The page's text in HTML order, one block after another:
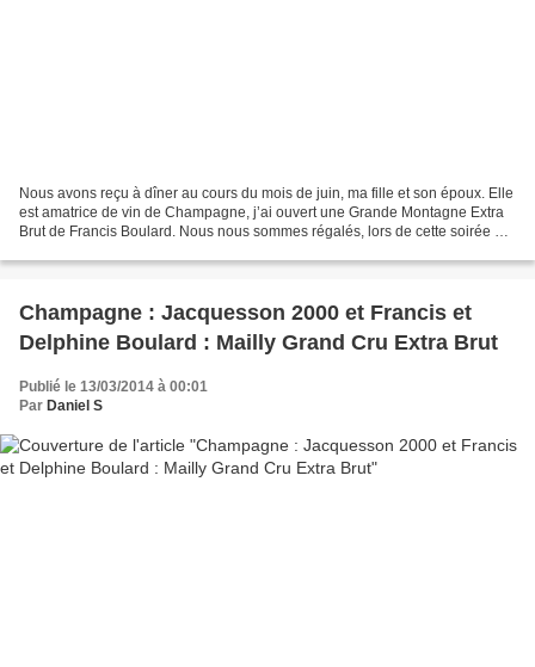
Nous avons reçu à dîner au cours du mois de juin, ma fille et son époux. Elle
est amatrice de vin de Champagne, j’ai ouvert une Grande Montagne Extra
Brut de Francis Boulard. Nous nous sommes régalés, lors de cette soirée un
Champagne : Jacquesson 2000 et Francis et
Delphine Boulard : Mailly Grand Cru Extra Brut
Publié le 13/03/2014 à 00:01
Par Daniel S